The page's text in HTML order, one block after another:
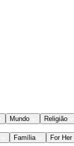
Mundo Religião
Família For